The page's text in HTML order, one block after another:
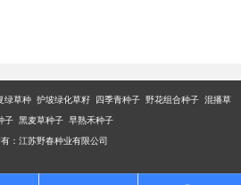
绿草种 护坡绿化草籽 四季青种子 野花组合种子 混播草
子 黑麦草种子 早熟禾种子
：江苏野春种业有限公司